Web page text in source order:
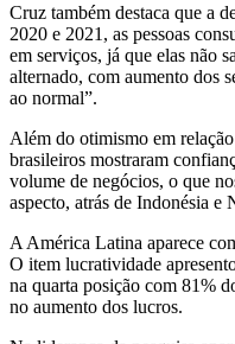
Cruz também destaca que a
2020 e 2021, as pessoas
em serviços, já que elas não
alternado, com aumento dos
ao normal”.
Além do otimismo em
brasileiros mostraram
volume de negócios, o que
aspecto, atrás de Indonésia
A América Latina aparece
O item lucratividade
na quarta posição com 81%
no aumento dos lucros.